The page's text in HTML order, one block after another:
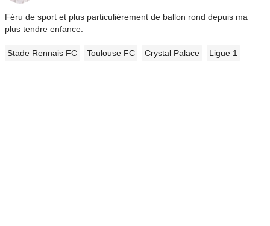
Féru de sport et plus particulièrement de ballon rond depuis ma
plus tendre enfance.
Stade Rennais FC Toulouse FC Crystal Palace Ligue 1